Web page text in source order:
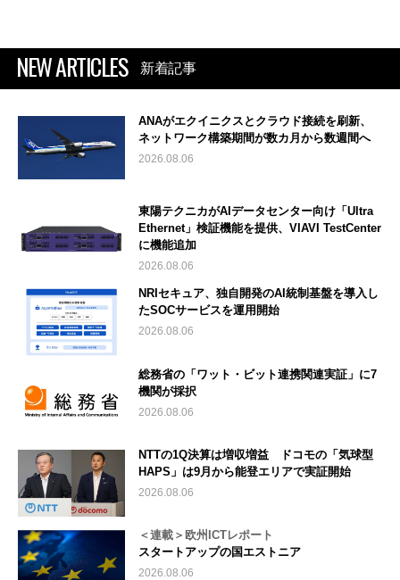
NEW ARTICLES 新着記事
ANAがエクイニクスとクラウド接続を刷新、
ネットワーク構築期間が数カ月から数週間へ
2026.08.06
東陽テクニカがAIデータセンター向け「Ultra
Ethernet」検証機能を提供、VIAVI TestCenter
に機能追加
2026.08.06
NRIセキュア、独自開発のAI統制基盤を導入し
たSOCサービスを運用開始
2026.08.06
総務省の「ワット・ビット連携関連実証」に7
機関が採択
2026.08.06
NTTの1Q決算は増収増益 ドコモの「気球型
HAPS」は9月から能登エリアで実証開始
2026.08.06
＜連載＞欧州ICTレポート
スタートアップの国エストニア
2026.08.06